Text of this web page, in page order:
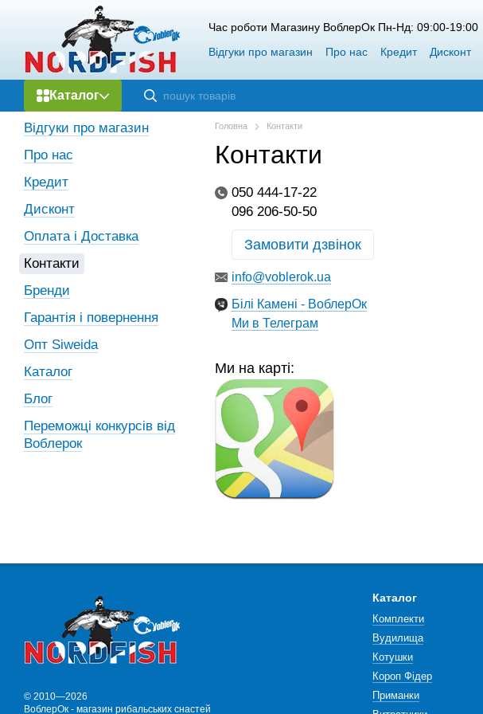
Перейти до основного контенту
Час роботи Магазину ВоблерОк Пн-Нд: 09:00-19:00
Відгуки про магазин
Про нас Кредит Дисконт
Каталог
Головна Контакти
Контакти
050 444-17-22
096 206-50-50
Замовити дзвінок
info@voblerok.ua
Білі Камені - ВоблерОк
Ми в Телеграм
Ми на карті:
Відгуки про магазин
Про нас
Кредит
Дисконт
Оплата і Доставка
Контакти
Бренди
Гарантія і повернення
Опт Siweida
Каталог
Блог
Переможці конкурсів від
Воблерок
© 2010—2026
ВоблерОк - магазин рибальських снастей
Каталог
Комплекти
Вудилища
Котушки
Короп Фідер
Приманки